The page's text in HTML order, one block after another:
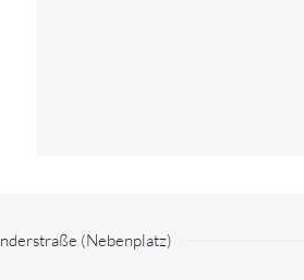
(Nebenplatz)